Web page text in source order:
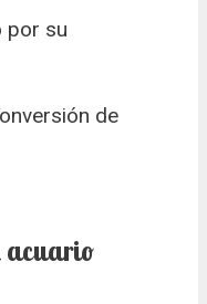
por su
de
acuario